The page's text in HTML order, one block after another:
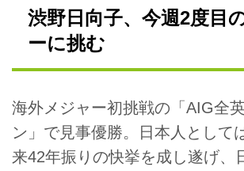
渋野日向子、今週2度目
ーに挑む
海外メジャー初挑戦の「AIG全
ン」で見事優勝。日本人として
来42年振りの快挙を成し遂げ、